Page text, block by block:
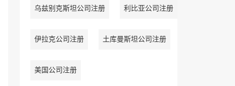
乌兹别克斯坦公司注册 利比亚公司注册
伊拉克公司注册 土库曼斯坦公司注册
美国公司注册